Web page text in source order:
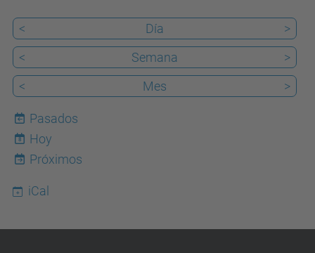
< Día
>
<
Semana
>
<
Mes >
Pasados
8
Hoy
Próximos
iCal